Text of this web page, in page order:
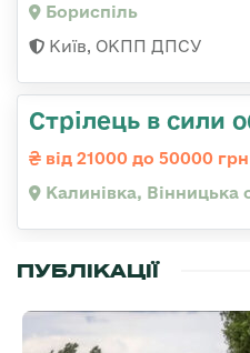
Бориспіль
Київ, ОКПП ДПСУ
Стрілець в сили
від 21000 до 50000 грн
Калинівка, Вінницька
ПУБЛІКАЦІЇ